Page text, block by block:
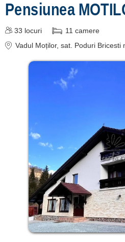
Pensiunea
33 locuri 11 camere
Vadul Moților, sat. Poduri Bricesti